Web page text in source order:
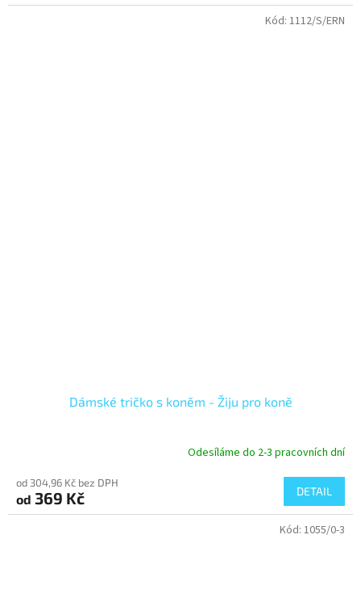
Dámské tričko s koněm - Žiju pro koně
Odesíláme do 2-3 pracovních dní
od 304,96 Kč bez DPH
od 369 Kč DETAIL
Kód: 1112/S/ERN
Kód: 1055/0-3